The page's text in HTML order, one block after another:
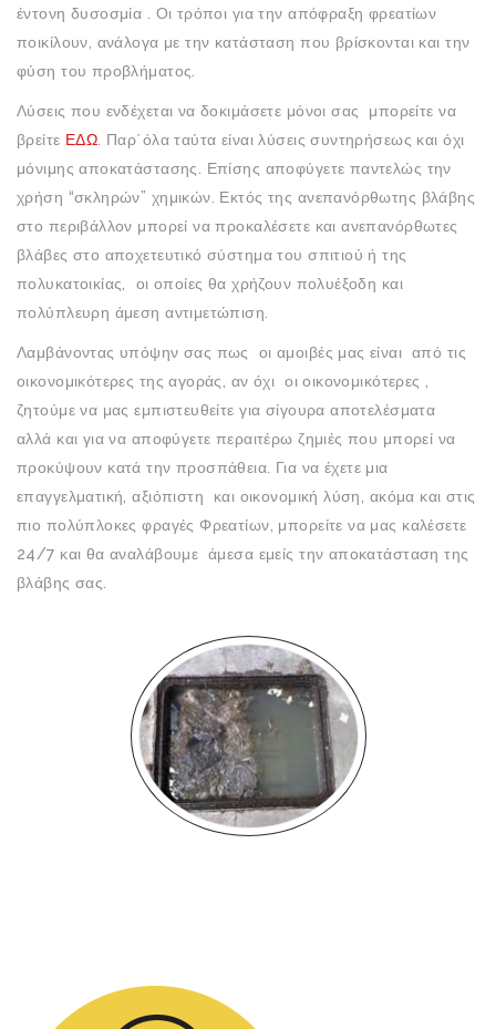
έντονη δυσοσμία . Οι τρόποι για την απόφραξη φρεατίων
ποικίλουν, ανάλογα με την κατάσταση που βρίσκονται και την
φύση του προβλήματος.
Λύσεις που ενδέχεται να δοκιμάσετε μόνοι σας μπορείτε να
βρείτε ΕΔΩ. Παρ΄όλα ταύτα είναι λύσεις συντηρήσεως και όχι
μόνιμης αποκατάστασης. Επίσης αποφύγετε παντελώς την
χρήση “σκληρών” χημικών. Εκτός της ανεπανόρθωτης βλάβης
στο περιβάλλον μπορεί να προκαλέσετε και ανεπανόρθωτες
βλάβες στο αποχετευτικό σύστημα του σπιτιού ή της
πολυκατοικίας, οι οποίες θα χρήζουν πολυέξοδη και
πολύπλευρη άμεση αντιμετώπιση.
Λαμβάνοντας υπόψην σας πως οι αμοιβές μας είναι από τις
οικονομικότερες της αγοράς, αν όχι οι οικονομικότερες ,
ζητούμε να μας εμπιστευθείτε για σίγουρα αποτελέσματα
αλλά και για να αποφύγετε περαιτέρω ζημιές που μπορεί να
προκύψουν κατά την προσπάθεια. Για να έχετε μια
επαγγελματική, αξιόπιστη και οικονομική λύση, ακόμα και στις
πιο πολύπλοκες φραγές Φρεατίων, μπορείτε να μας καλέσετε
24/7 και θα αναλάβουμε άμεσα εμείς την αποκατάσταση της
βλάβης σας.